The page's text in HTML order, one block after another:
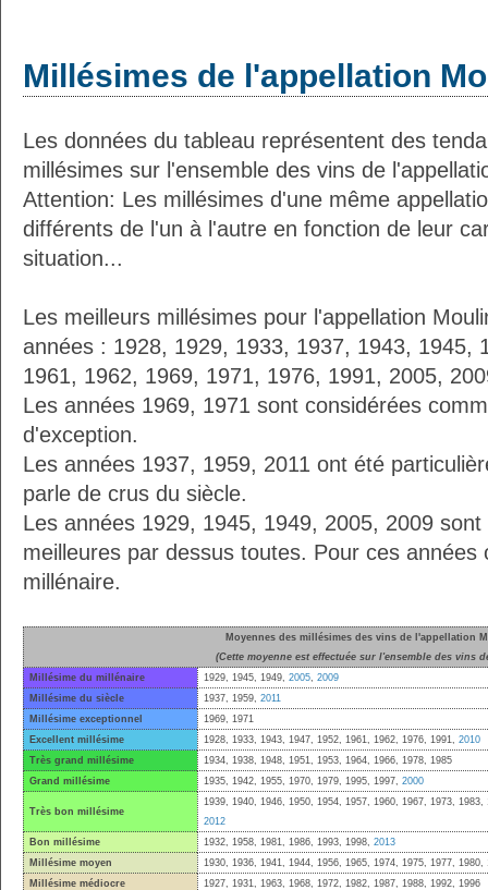
Millésimes de l'appellation
Les données du tableau représentent des
millésimes sur l'ensemble des vins de
Attention: Les millésimes d'une même
différents de l'un à l'autre en fonction de leur
situation...
Les meilleurs millésimes pour l'appellation
années : 1928, 1929, 1933, 1937, 1943, 1945,
1961, 1962, 1969, 1971, 1976, 1991, 2005,
Les années 1969, 1971 sont considérées
d'exception.
Les années 1937, 1959, 2011 ont été
parle de crus du siècle.
Les années 1929, 1945, 1949, 2005, 2009
meilleures par dessus toutes. Pour ces années
millénaire.
Moyennes des millésimes des vins de l'appellation
(Cette moyenne est effectuée sur l'ensemble des vins
Millésime du millénaire
1929, 1945, 1949, 2005, 2009
Millésime du siècle
1937, 1959, 2011
Millésime exceptionnel
1969, 1971
Excellent millésime
1928, 1933, 1943, 1947, 1952, 1961, 1962, 1976, 1991, 2010
Très grand millésime
1934, 1938, 1948, 1951, 1953, 1964, 1966, 1978, 1985
Grand millésime
1935, 1942, 1955, 1970, 1979, 1995, 1997, 2000
Très bon millésime
1939, 1940, 1946, 1950, 1954, 1957, 1960, 1967, 1973,
2012
Bon millésime
1932, 1958, 1981, 1986, 1993, 1998, 2013
Millésime moyen
1930, 1936, 1941, 1944, 1956, 1965, 1974, 1975, 1977,
Millésime médiocre
1927, 1931, 1963, 1968, 1972, 1982, 1987, 1988, 1992, 1996